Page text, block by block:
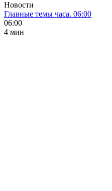
Новости
Главные темы часа. 06:00
06:00
4 мин